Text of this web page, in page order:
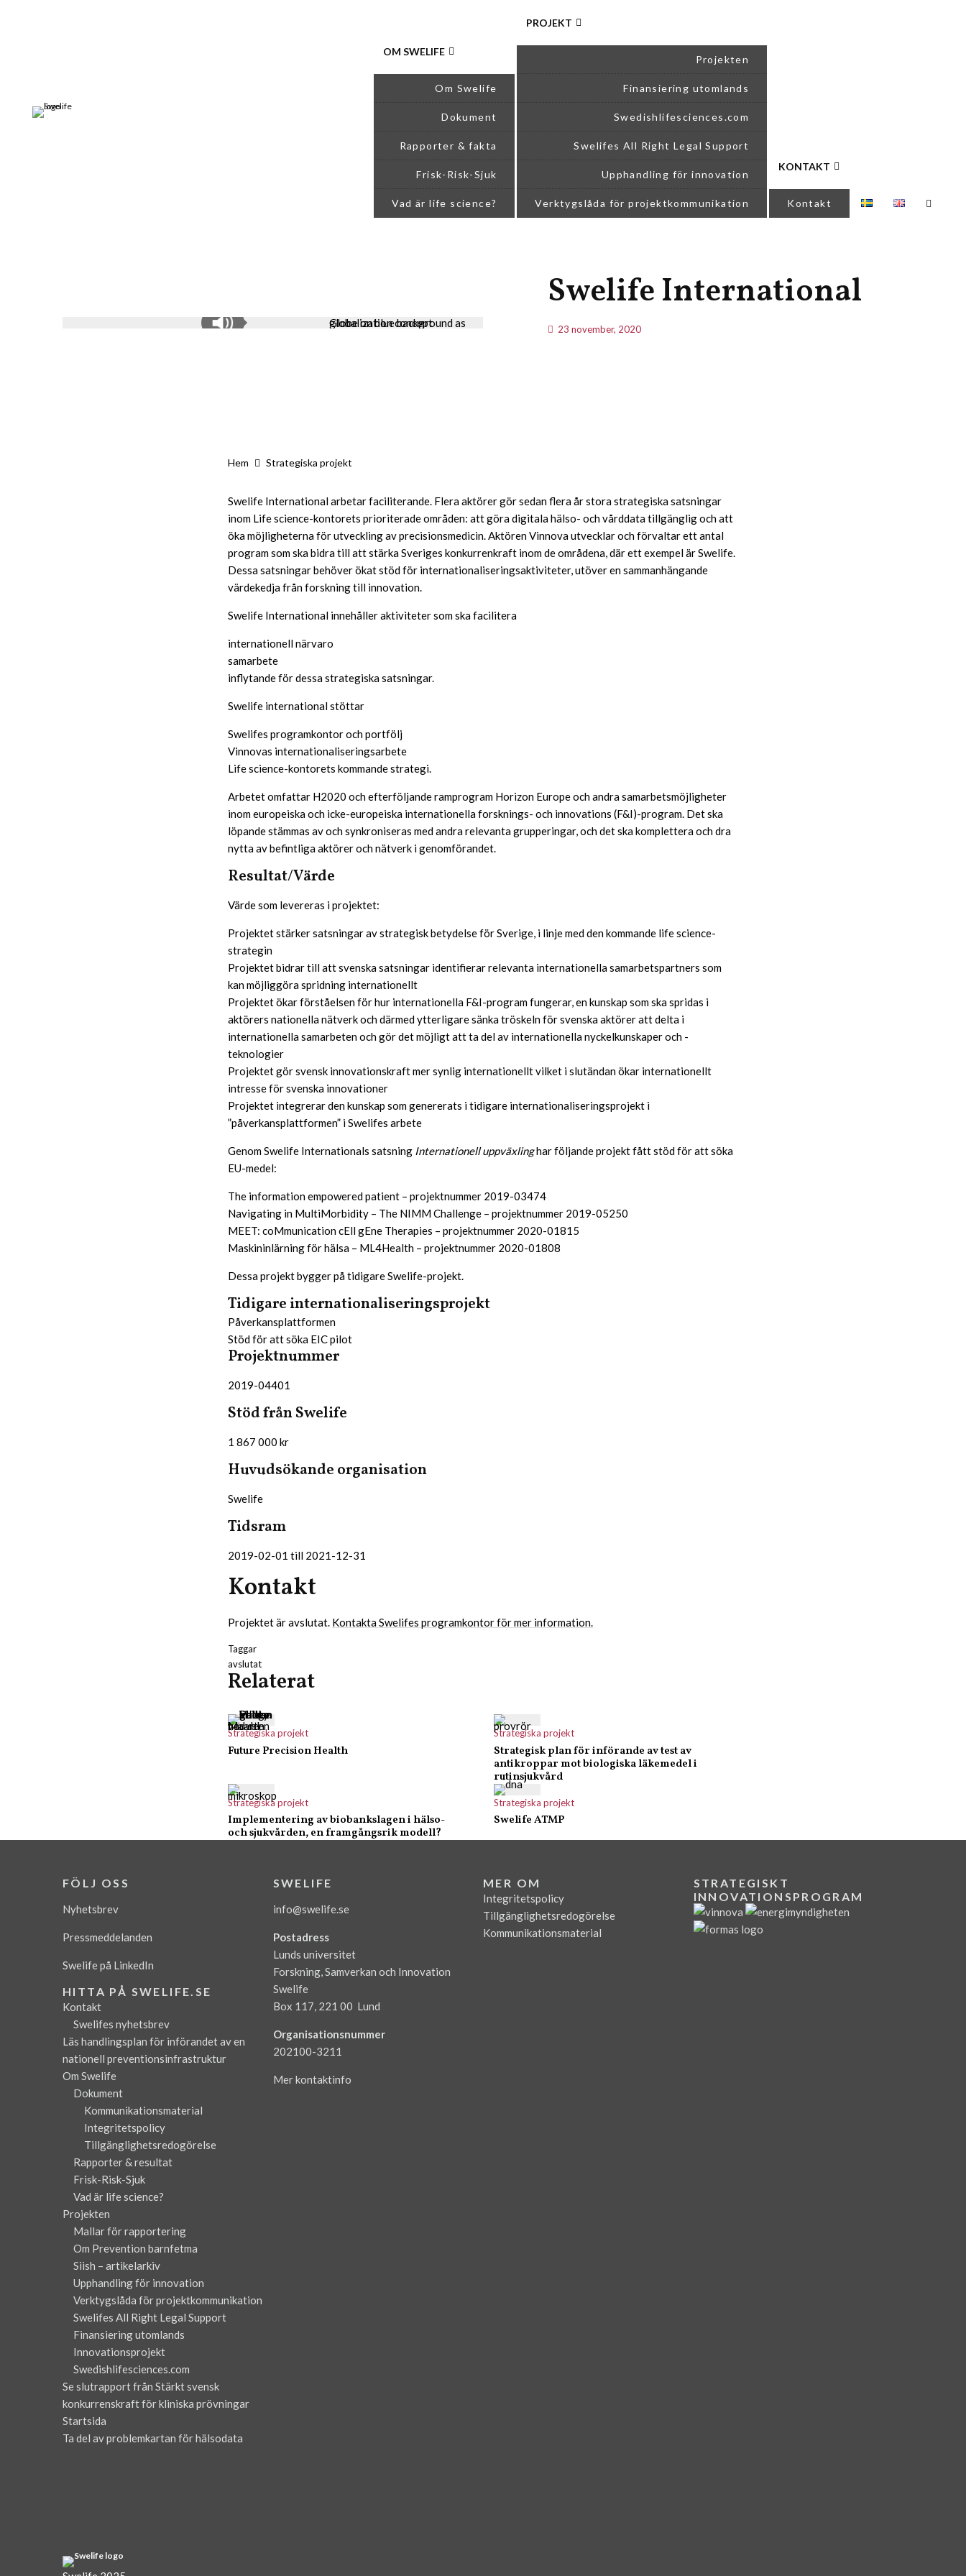
OM SWELIFE
Om Swelife
Dokument
Rapporter & fakta
Frisk-Risk-Sjuk
Vad är life science?
PROJEKT
Projekten
Finansiering utomlands
Swedishlifesciences.com
Swelifes All Right Legal Support
Upphandling för innovation
Verktygslåda för projektkommunikation
KONTAKT
Kontakt
Globe on blue background as globalization concept
Swelife International
23 november, 2020
Hem Strategiska projekt
Swelife International arbetar faciliterande. Flera aktörer gör sedan flera år stora strategiska satsningar
inom Life science-kontorets prioriterade områden: att göra digitala hälso- och vårddata tillgänglig och att
öka möjligheterna för utveckling av precisionsmedicin. Aktören Vinnova utvecklar och förvaltar ett antal
program som ska bidra till att stärka Sveriges konkurrenkraft inom de områdena, där ett exempel är Swelife.
Dessa satsningar behöver ökat stöd för internationaliseringsaktiviteter, utöver en sammanhängande
värdekedja från forskning till innovation.
Swelife International innehåller aktiviteter som ska facilitera
internationell närvaro
samarbete
inflytande för dessa strategiska satsningar.
Swelife international stöttar
Swelifes programkontor och portfölj
Vinnovas internationaliseringsarbete
Life science-kontorets kommande strategi.
Arbetet omfattar H2020 och efterföljande ramprogram Horizon Europe och andra samarbetsmöjligheter
inom europeiska och icke-europeiska internationella forsknings- och innovations (F&I)-program. Det ska
löpande stämmas av och synkroniseras med andra relevanta grupperingar, och det ska komplettera och dra
nytta av befintliga aktörer och nätverk i genomförandet.
Resultat/Värde
Värde som levereras i projektet:
Projektet stärker satsningar av strategisk betydelse för Sverige, i linje med den kommande life science-
strategin
Projektet bidrar till att svenska satsningar identifierar relevanta internationella samarbetspartners som
kan möjliggöra spridning internationellt
Projektet ökar förståelsen för hur internationella F&I-program fungerar, en kunskap som ska spridas i
aktörers nationella nätverk och därmed ytterligare sänka tröskeln för svenska aktörer att delta i
internationella samarbeten och gör det möjligt att ta del av internationella nyckelkunskaper och -
teknologier
Projektet gör svensk innovationskraft mer synlig internationellt vilket i slutändan ökar internationellt
intresse för svenska innovationer
Projektet integrerar den kunskap som genererats i tidigare internationaliseringsprojekt i
”påverkansplattformen” i Swelifes arbete
Genom Swelife Internationals satsning Internationell uppväxlinghar följande projekt fått stöd för att söka
EU-medel:
The information empowered patient – projektnummer 2019-03474
Navigating in MultiMorbidity – The NIMM Challenge – projektnummer 2019-05250
MEET: coMmunication cEll gEne Therapies – projektnummer 2020-01815
Maskininlärning för hälsa – ML4Health – projektnummer 2020-01808
Dessa projekt bygger på tidigare Swelife-projekt.
Tidigare internationaliseringsprojekt
Påverkansplattformen
Stöd för att söka EIC pilot
Projektnummer
2019-04401
Stöd från Swelife
1 867 000 kr
Huvudsökande organisation
Swelife
Tidsram
2019-02-01 till 2021-12-31
Kontakt
Projektet är avslutat. Kontakta Swelifes programkontor för mer information.
Taggar
avslutat
Relaterat
Strategiska projekt
Future Precision Health
Strategiska projekt
Strategisk plan för införande av test av
antikroppar mot biologiska läkemedel i
rutinsjukvård
Strategiska projekt
Implementering av biobankslagen i hälso-
och sjukvården, en framgångsrik modell?
Strategiska projekt
Swelife ATMP
FÖLJ OSS
Nyhetsbrev
Pressmeddelanden
Swelife på LinkedIn
HITTA PÅ SWELIFE.SE
Kontakt
Swelifes nyhetsbrev
Läs handlingsplan för införandet av en
nationell preventionsinfrastruktur
Om Swelife
Dokument
Kommunikationsmaterial
Integritetspolicy
Tillgänglighetsredogörelse
Rapporter & resultat
Frisk-Risk-Sjuk
Vad är life science?
Projekten
Mallar för rapportering
Om Prevention barnfetma
Siish – artikelarkiv
Upphandling för innovation
Verktygslåda för projektkommunikation
Swelifes All Right Legal Support
Finansiering utomlands
Innovationsprojekt
Swedishlifesciences.com
Se slutrapport från Stärkt svensk
konkurrenskraft för kliniska prövningar
Startsida
Ta del av problemkartan för hälsodata
SWELIFE
info@swelife.se
Postadress
Lunds universitet
Forskning, Samverkan och Innovation
Swelife
Box 117, 221 00 Lund
Organisationsnummer
202100-3211
Mer kontaktinfo
MER OM
Integritetspolicy
Tillgänglighetsredogörelse
Kommunikationsmaterial
STRATEGISKT
INNOVATIONSPROGRAM